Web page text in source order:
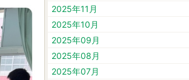
2025年11月
2025年10月
2025年09月
2025年08月
2025年07月